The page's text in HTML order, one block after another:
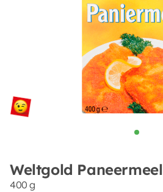
Weltgold Paneermeel
400 g